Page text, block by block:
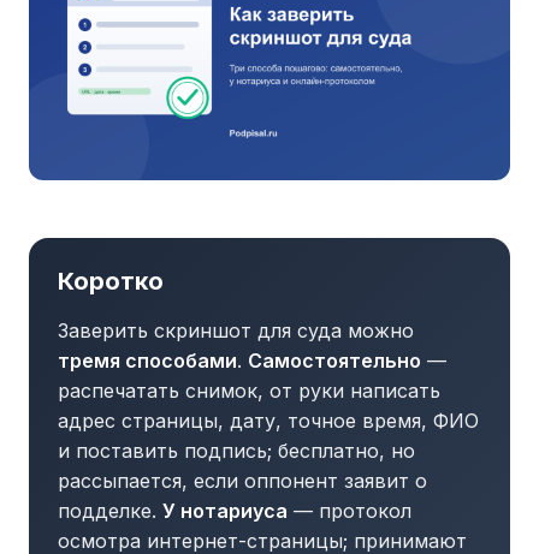
Коротко
Заверить скриншот для суда можно
тремя способами. Самостоятельно —
распечатать снимок, от руки написать
адрес страницы, дату, точное время, ФИО
и поставить подпись; бесплатно, но
рассыпается, если оппонент заявит о
подделке. У нотариуса — протокол
осмотра интернет-страницы; принимают